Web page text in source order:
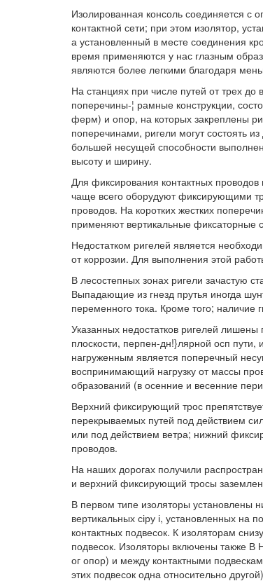
Изолированная консоль соединяется с
контактной сети; при этом изолятор,
а установленный в месте соединения
время применяются у нас глазным
являются более легкими благодаря
На станциях при числе путей от трех
поперечины-¦ рамные конструкции,
ферм) и опор, на которых закреплены
поперечинами, ригели могут состоять
большей несущей способности
высоту и ширину.
Для фиксирования контактных
чаще всего оборудуют фиксирующими
проводов. На коротких жестких
применяют вертикальные фиксаторные
Недостатком ригелей является
от коррозии. Для выполнения этой
В лесостепных зонах ригели зачастую
Выпадающие из гнезд прутья иногда
переменного тока. Кроме того; наличие
Указанных недостатков ригелей
плоскости, перпен-дн!}лярной осп
нагруженным является поперечный
воспринимающий нагрузку от массы
образований (в осенние и весенние
Верхний фиксирующий трос
перекрываемых путей под действием
или под действием ветра; нижний
проводов.
На наших дорогах получили
и верхний фиксирующий тросы
В первом типе изоляторы установлены
вертикальных сіру і, установленных
контактных подвесок. К изоляторам
подвесок. Изоляторы включены также
ог опор) и между контактными
этих подвесок одна относительно